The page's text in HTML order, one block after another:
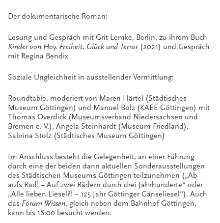
Der dokumentarische Roman:
Lesung und Gespräch mit Grit Lemke, Berlin, zu ihrem Buch
Kinder von Hoy. Freiheit, Glück und Terror(2021) und Gespräch
mit Regina Bendix
Soziale Ungleichheit in ausstellender Vermittlung:
Roundtable, moderiert von Maren Härtel (Städtisches
Museum Göttingen) und Manuel Bolz (KAEE Göttingen) mit
Thomas Overdick (Museumsverband Niedersachsen und
Bremen e. V.), Angela Steinhardt (Museum Friedland),
Sabrina Stolz (Städtisches Museum Göttingen)
Im Anschluss besteht die Gelegenheit, an einer Führung
durch eine der beiden dann aktuellen Sonderausstellungen
des Städtischen Museums Göttingen teilzunehmen („Ab
aufs Rad! – Auf zwei Rädern durch drei Jahrhunderte“ oder
„Alle lieben Liesel?! – 125 Jahr Göttinger Gänseliesel“). Auch
das Forum Wissen, gleich neben dem Bahnhof Göttingen,
kann bis 18:00 besucht werden.